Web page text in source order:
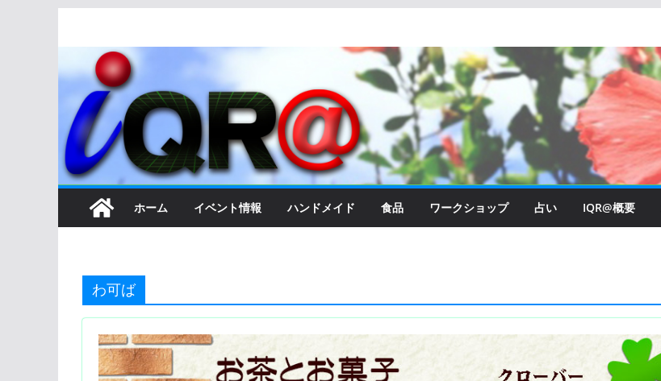
へ
ス
キ
ホーム イベント情報 ハンドメイド 食品 ワークショップ 占い IQR@概要
わ可ば